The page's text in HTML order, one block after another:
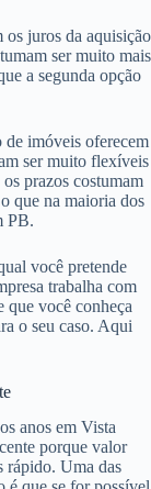
os juros da aquisição
ser muito mais
a segunda opção
de imóveis oferecem
ser muito flexíveis
prazos costumam
que na maioria dos
PB.
você pretende
trabalha com
que você conheça
o seu caso. Aqui
anos em Vista
porque valor
rápido. Uma das